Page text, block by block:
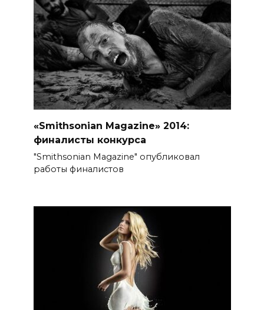
«Smithsonian Magazine» 2014:
финалисты конкурса
"Smithsonian Magazine" опубликовал
работы финалистов